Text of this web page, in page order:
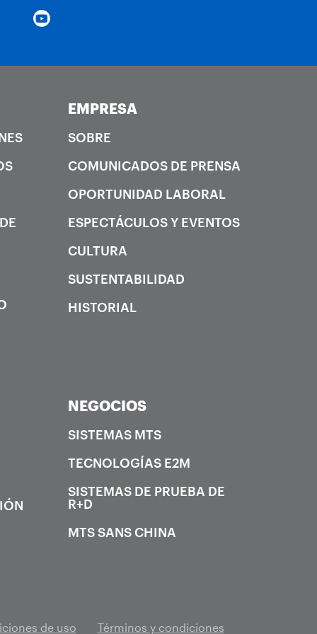
EMPRESA
SOBRE
COMUNICADOS DE PRENSA
OPORTUNIDAD LABORAL
ESPECTÁCULOS Y EVENTOS
CULTURA
SUSTENTABILIDAD
HISTORIAL
NEGOCIOS
SISTEMAS MTS
TECNOLOGÍAS E2M
SISTEMAS DE PRUEBA DE
R+D
MTS SANS CHINA
de uso Términos y condiciones